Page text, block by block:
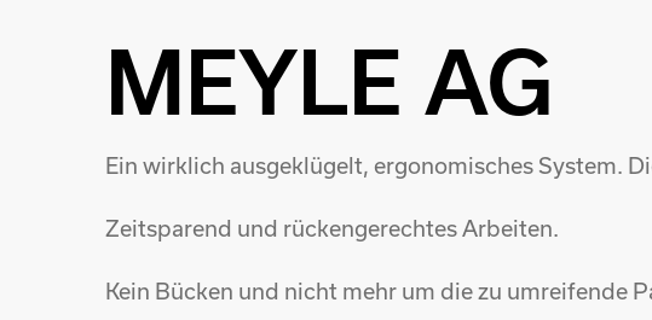
MEYLE AG
Ein wirklich ausgeklügelt, ergonomisches System.
Zeitsparend und rückengerechtes Arbeiten.
Kein Bücken und nicht mehr um die zu umreifende